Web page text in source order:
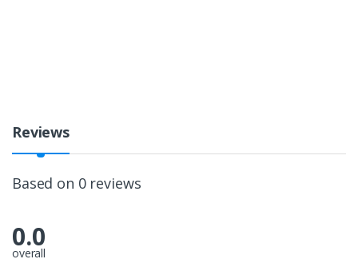
Reviews
Based on 0 reviews
0.0
overall